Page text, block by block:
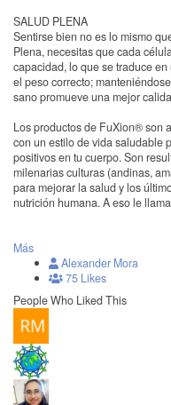
SALUD PLENA
Sentirse bien no es lo mismo
Plena, necesitas que cada
capacidad, lo que se traduce
el peso correcto;
sano promueve una mejor
Los productos de FuXion® son
con un estilo de vida saludable
positivos en tu cuerpo. Son
milenarias culturas (andinas,
para mejorar la salud y los
nutrición humana. A eso le
Más
Alexander Mora
75 Likes
People Who Liked This